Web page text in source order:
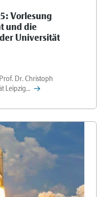
Vorlesung
und die
der Universität
Dr. Christoph
Leipzig...